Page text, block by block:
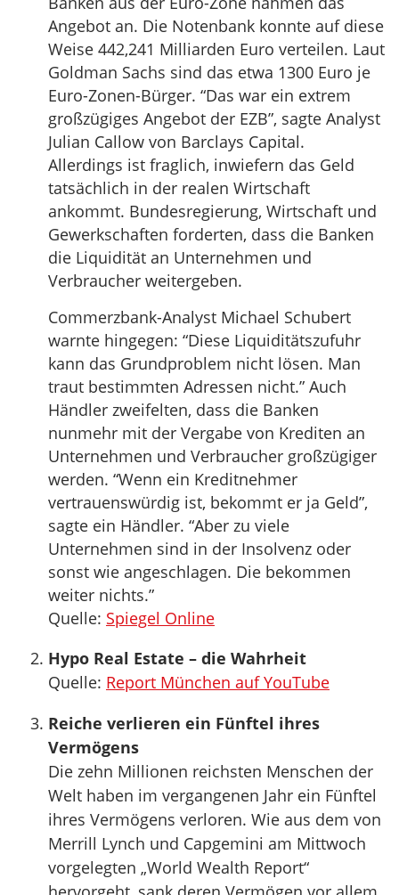
Angebot an. Die Notenbank konnte auf diese
Weise 442,241 Milliarden Euro verteilen. Laut
Goldman Sachs sind das etwa 1300 Euro je
Euro-Zonen-Bürger. “Das war ein extrem
großzügiges Angebot der EZB”, sagte Analyst
Julian Callow von Barclays Capital.
Allerdings ist fraglich, inwiefern das Geld
tatsächlich in der realen Wirtschaft
ankommt. Bundesregierung, Wirtschaft und
Gewerkschaften forderten, dass die Banken
die Liquidität an Unternehmen und
Verbraucher weitergeben.
Commerzbank-Analyst Michael Schubert
warnte hingegen: “Diese Liquiditätszufuhr
kann das Grundproblem nicht lösen. Man
traut bestimmten Adressen nicht.” Auch
Händler zweifelten, dass die Banken
nunmehr mit der Vergabe von Krediten an
Unternehmen und Verbraucher großzügiger
werden. “Wenn ein Kreditnehmer
vertrauenswürdig ist, bekommt er ja Geld”,
sagte ein Händler. “Aber zu viele
Unternehmen sind in der Insolvenz oder
sonst wie angeschlagen. Die bekommen
weiter nichts.”
Quelle: Spiegel Online
Hypo Real Estate – die Wahrheit
Quelle: Report München auf YouTube
Reiche verlieren ein Fünftel ihres
Vermögens
Die zehn Millionen reichsten Menschen der
Welt haben im vergangenen Jahr ein Fünftel
ihres Vermögens verloren. Wie aus dem von
Merrill Lynch und Capgemini am Mittwoch
vorgelegten „World Wealth Report“